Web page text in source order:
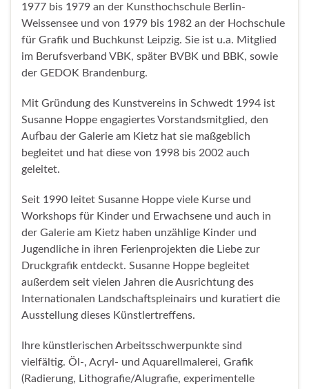
1977 bis 1979 an der Kunsthochschule Berlin-
Weissensee und von 1979 bis 1982 an der Hochschule
für Grafik und Buchkunst Leipzig. Sie ist u.a. Mitglied
im Berufsverband VBK, später BVBK und BBK, sowie
der GEDOK Brandenburg.
Mit Gründung des Kunstvereins in Schwedt 1994 ist
Susanne Hoppe engagiertes Vorstandsmitglied, den
Aufbau der Galerie am Kietz hat sie maßgeblich
begleitet und hat diese von 1998 bis 2002 auch
geleitet.
Seit 1990 leitet Susanne Hoppe viele Kurse und
Workshops für Kinder und Erwachsene und auch in
der Galerie am Kietz haben unzählige Kinder und
Jugendliche in ihren Ferienprojekten die Liebe zur
Druckgrafik entdeckt. Susanne Hoppe begleitet
außerdem seit vielen Jahren die Ausrichtung des
Internationalen Landschaftspleinairs und kuratiert die
Ausstellung dieses Künstlertreffens.
Ihre künstlerischen Arbeitsschwerpunkte sind
vielfältig. Öl-, Acryl- und Aquarellmalerei, Grafik
(Radierung, Lithografie/Alugrafie, experimentelle